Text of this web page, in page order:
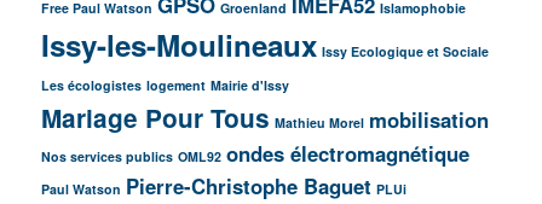
Free Paul Watson
Groenland Islamophobie
Issy-les-Moulineaux Issy Ecologique et Sociale
Les écologistes logement Mairie d'Issy
Mariage Pour Tous Mathieu Morel mobilisation
Nos services publics OML92 ondes électromagnétique
Paul Watson Pierre-Christophe Baguet PLUi